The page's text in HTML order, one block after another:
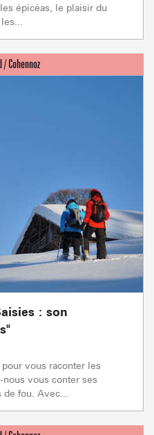
épicéas, le plaisir du
: son
vous raconter les
vous conter ses
fou. Avec...